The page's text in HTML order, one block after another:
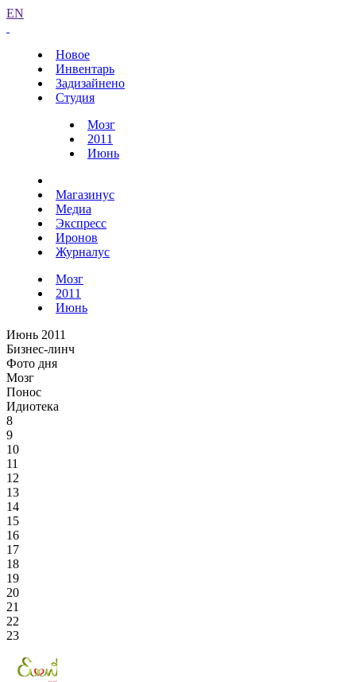
EN
Новое
Инвентарь
Задизайнено
Студия
Мозг
2011
Июнь
Магазинус
Медиа
Экспресс
Иронов
Журналус
Мозг
2011
Июнь
Июнь 2011
Бизнес-линч
Фото дня
Мозг
Понос
Идиотека
8
9
10
11
12
13
14
15
16
17
18
19
20
21
22
23